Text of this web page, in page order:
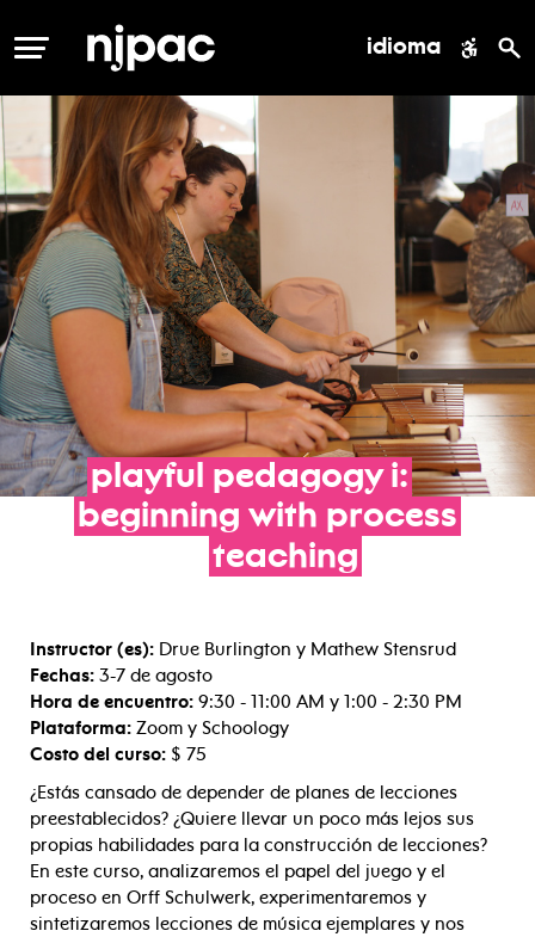
MENÚ idioma
playful pedagogy i:
beginning with process
teaching
Instructor (es): Drue Burlington y Mathew Stensrud
Fechas: 3-7 de agosto
Hora de encuentro: 9:30 - 11:00 AM y 1:00 - 2:30 PM
Plataforma: Zoom y Schoology
Costo del curso: $ 75
¿Estás cansado de depender de planes de lecciones
preestablecidos? ¿Quiere llevar un poco más lejos sus
propias habilidades para la construcción de lecciones?
En este curso, analizaremos el papel del juego y el
proceso en Orff Schulwerk, experimentaremos y
sintetizaremos lecciones de música ejemplares y nos